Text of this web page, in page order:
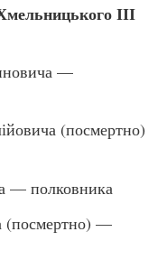
ІІІ
—
(посмертно)
— полковника
(посмертно) —